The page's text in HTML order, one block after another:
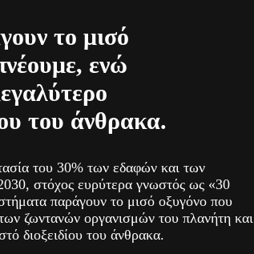
το μισό
ενώ
του άνθρακα.
του 30% των εδαφών και των
στόχος ευρύτερα γνωστός ως «30
παράγουν το μισό οξυγόνο που
ζωντανών οργανισμών του πλανήτη και
διοξειδίου του άνθρακα.